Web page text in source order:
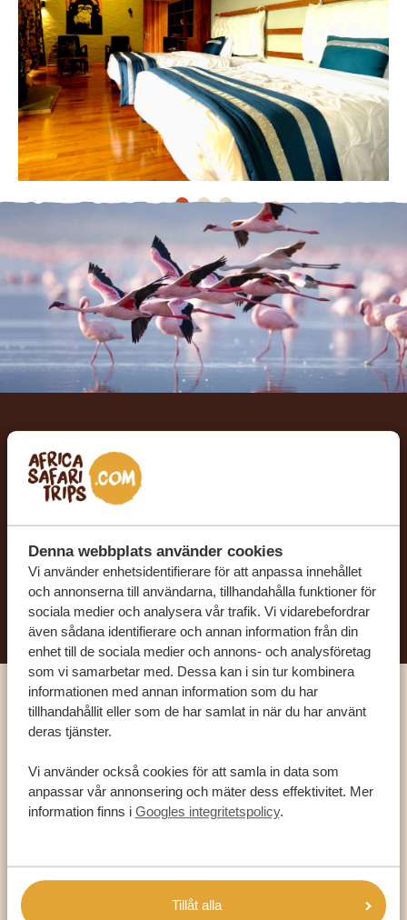
Denna webbplats använder cookies
Vi använder enhetsidentifierare för att anpassa innehållet
och annonserna till användarna, tillhandahålla funktioner för
sociala medier och analysera vår trafik. Vi vidarebefordrar
även sådana identifierare och annan information från din
enhet till de sociala medier och annons- och analysföretag
som vi samarbetar med. Dessa kan i sin tur kombinera
informationen med annan information som du har
tillhandahållit eller som de har samlat in när du har använt
deras tjänster.
Vi använder också cookies för att samla in data som
anpassar vår annonsering och mäter dess effektivitet. Mer
information finns i Googles integritetspolicy.
Tillåt alla
Låt oss skräddarsy din
drömresa
FÅ ETT KOSTNADSFRITT RESEFÖRSLAG
BÖRJA PLANERA DIN DRÖMRESA
Ring en av våra experter
VÅRA SPECIALISTER FINNS HÄR FÖR ATT
HJÄLPA DIG
OLIKA LÄNDER